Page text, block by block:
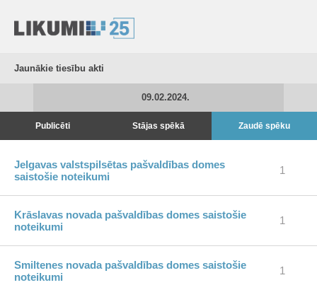
Jaunākie tiesību akti
09.02.2024.
Publicēti Stājas spēkā Zaudē spēku
Jelgavas valstspilsētas pašvaldības domes
saistošie noteikumi
1
Krāslavas novada pašvaldības domes saistošie
noteikumi
1
Smiltenes novada pašvaldības domes saistošie
noteikumi
1